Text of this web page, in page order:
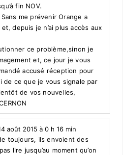
fin NOV.
Sans me prévenir Orange a
depuis je n’ai plus accès aux
ce problème,sinon je
et, ce jour je vous
accusé réception pour
ce que je vous signale par
de vos nouvelles,
août 2015 à 0 h 16 min
toujours, ils envoient des
lire jusqu’au moment qu’on